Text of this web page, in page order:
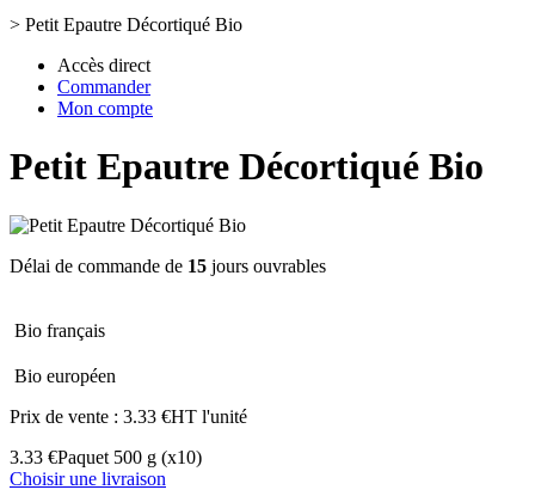
> Petit Epautre Décortiqué Bio
Accès direct
Commander
Mon compte
Petit Epautre Décortiqué Bio
Délai de commande de 15 jours ouvrables
Bio français
Bio européen
Prix de vente : 3.33 €HT l'unité
3.33 €Paquet 500 g (x10)
Choisir une livraison